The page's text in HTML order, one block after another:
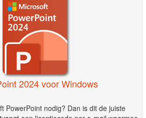
2024 voor Windows
PowerPoint nodig? Dan is dit de juiste